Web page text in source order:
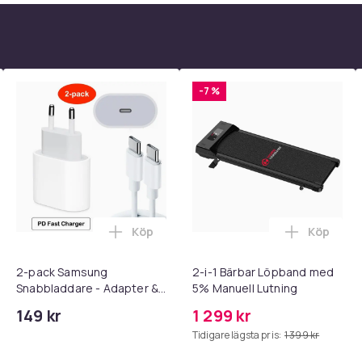
88576f9e-cb15-540e-a132-1d00c28567eb
Adapter + Kabel 25W lightning - USB-C 2m i varukorgen
17 / 16 / 15 Snabbladdare med 2M USB-C till USB-C
2-pack Samsung
Snabbladdare - Adapter &
149 kr
Lägg till 2-pack Samsung
Köp
-7 %
2-i-1 Bärbar Löpband med
5% Manuell Lutning
1 299 kr
Tidigare lägsta pris: 1 399 kr
Lägg till
Köp